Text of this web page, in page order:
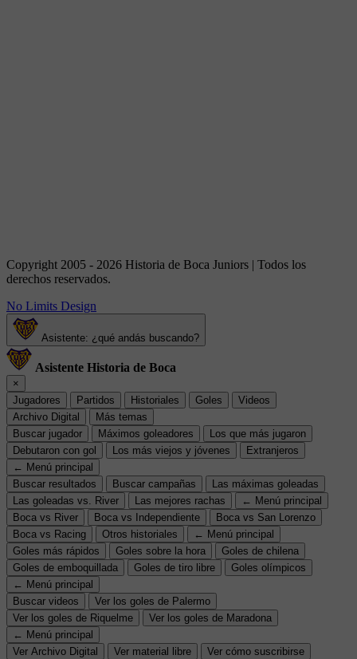
Copyright 2005 - 2026 Historia de Boca Juniors | Todos los
derechos reservados.
No Limits Design
Asistente: ¿qué andás buscando?
Asistente Historia de Boca
×
Jugadores
Partidos Historiales Goles
Videos
Archivo Digital
Más temas
Buscar jugador
Máximos goleadores
Los que más jugaron
Debutaron con gol
Los más viejos y jóvenes
Extranjeros
← Menú principal
Buscar resultados
Buscar campañas
Las máximas goleadas
Las goleadas vs. River
Las mejores rachas
← Menú principal
Boca vs River
Boca vs Independiente
Boca vs San Lorenzo
Boca vs Racing
Otros historiales
← Menú principal
Goles más rápidos
Goles sobre la hora
Goles de chilena
Goles de emboquillada
Goles de tiro libre
Goles olímpicos
← Menú principal
Buscar videos
Ver los goles de Palermo
Ver los goles de Riquelme
Ver los goles de Maradona
← Menú principal
Ver Archivo Digital
Ver material libre
Ver cómo suscribirse